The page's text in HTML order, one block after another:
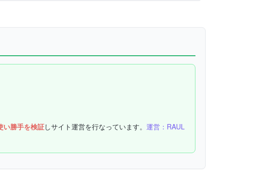
い勝手を検証しサイト運営を行なっています。 運営：RAUL